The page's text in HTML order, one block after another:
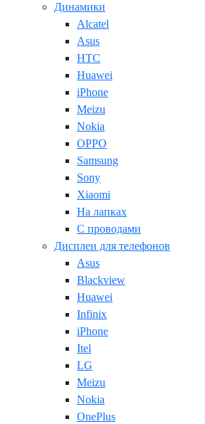
Динамики
Alcatel
Asus
HTC
Huawei
iPhone
Meizu
Nokia
OPPO
Samsung
Sony
Xiaomi
На лапках
С проводами
Дисплеи для телефонов
Asus
Blackview
Huawei
Infinix
iPhone
Itel
LG
Meizu
Nokia
OnePlus